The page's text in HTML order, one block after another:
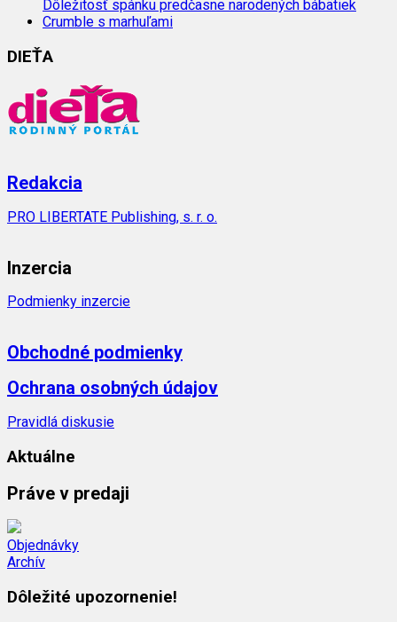
Dôležitosť spánku predčasne narodených bábätiek
Crumble s marhuľami
DIEŤA
Redakcia
PRO LIBERTATE Publishing, s. r. o.
Inzercia
Podmienky inzercie
Obchodné podmienky
Ochrana osobných údajov
Pravidlá diskusie
Aktuálne
Práve v predaji
Objednávky
Archív
Dôležité upozornenie!